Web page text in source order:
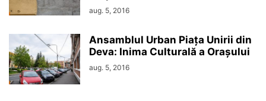
aug. 5, 2016
Ansamblul Urban Piața Unirii din
Deva: Inima Culturală a Orașului
aug. 5, 2016